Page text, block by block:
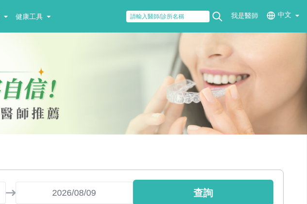
健康工具 我是醫師 中文
查詢